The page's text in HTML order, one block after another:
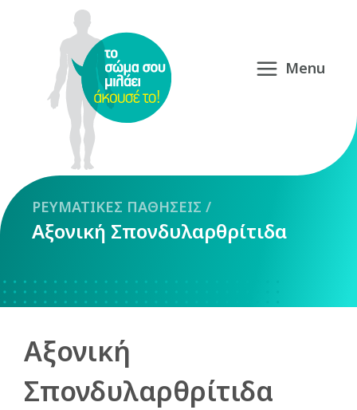
ΡΕΥΜΑΤΙΚΕΣ ΠΑΘΗΣΕΙΣ /
Αξονική Σπονδυλαρθρίτιδα
Αξονική
Σπονδυλαρθρίτιδα